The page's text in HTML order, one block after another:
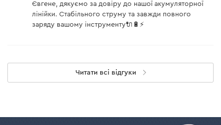
• швидко блимає червоним кольором — несправна
акумуляторна батарея;
Євгене, дякуємо за довіру до нашої акумуляторної
лінійки. Стабільного струму та завжди повного
заряду вашому інструменту🔌🔋⚡
Читати всі відгуки